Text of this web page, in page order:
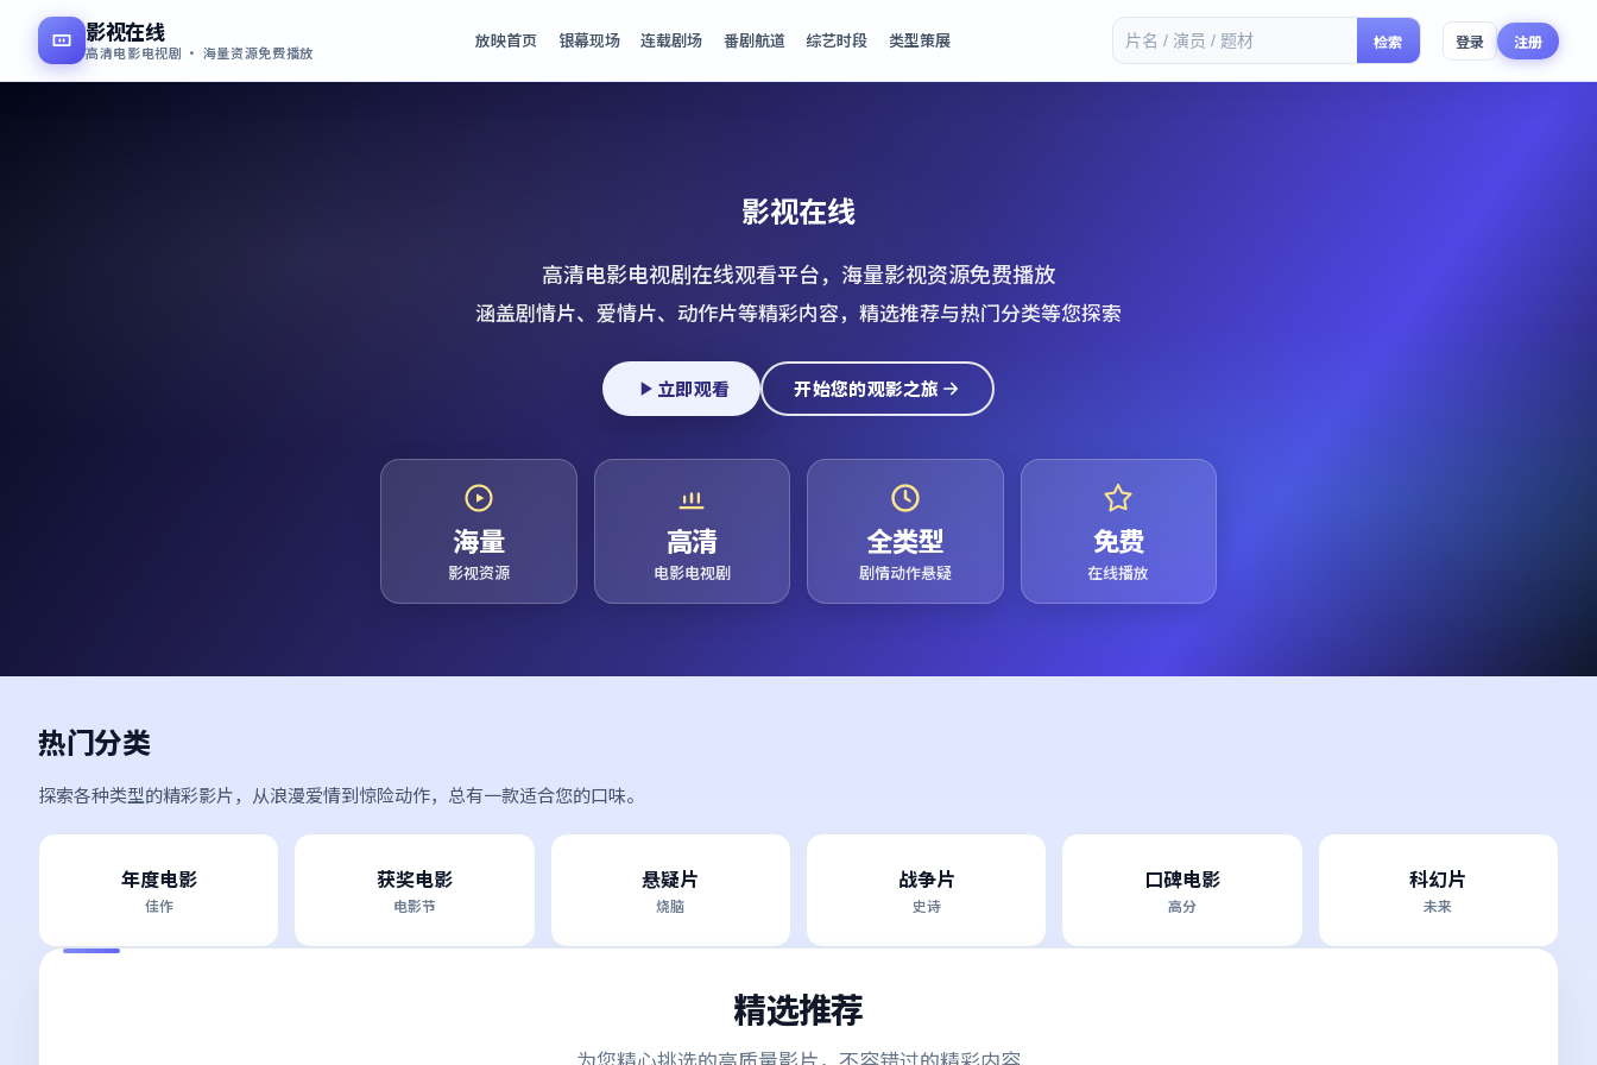
影视在线
高清电影电视剧 · 海量资源免费播放
放映首页 银幕现场 连载剧场 番剧航道 综艺时段 类型策展 检索 登录 注册
影视在线
高清电影电视剧在线观看平台，海量影视资源免费播放
涵盖剧情片、爱情片、动作片等精彩内容，精选推荐与热门分类等您探索
立即观看 开始您的观影之旅
海量
影视资源
高清
电影电视剧
全类型
剧情动作悬疑
免费
在线播放
热门分类
探索各种类型的精彩影片，从浪漫爱情到惊险动作，总有一款适合您的口味。
年度电影
佳作
获奖电影
电影节
悬疑片
烧脑
战争片
史诗
口碑电影
高分
科幻片
未来
精选推荐